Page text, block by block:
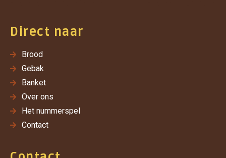
Direct naar
Brood
Gebak
Banket
Over ons
Het nummerspel
Contact